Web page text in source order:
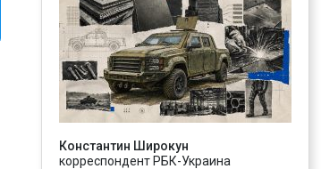
Константин Широкун
корреспондент РБК-Украина